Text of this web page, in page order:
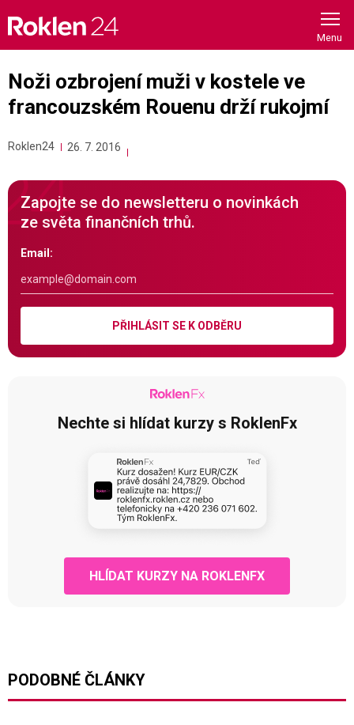
content
Noži ozbrojení muži v kostele ve
francouzském Rouenu drží rukojmí
Roklen24 26. 7. 2016
Zapojte se do newsletteru o novinkách
ze světa finančních trhů.
Email:
PŘIHLÁSIT SE K ODBĚRU
Nechte si hlídat kurzy s RoklenFx
HLÍDAT KURZY NA ROKLENFX
PODOBNÉ ČLÁNKY